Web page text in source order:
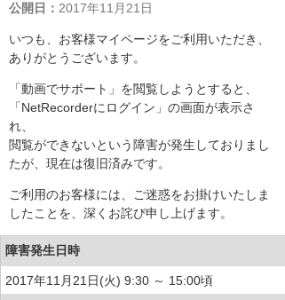
公開日： 2017年11月21日
いつも、お客様マイページをご利用いただき、
ありがとうございます。
「動画でサポート」を閲覧しようとすると、
「NetRecorderにログイン」の画面が表示さ
れ、
閲覧ができないという障害が発生しておりまし
たが、現在は復旧済みです。
ご利用のお客様には、ご迷惑をお掛けいたしま
したことを、深くお詫び申し上げます。
障害発生日時
2017年11月21日(火) 9:30 ～ 15:00頃